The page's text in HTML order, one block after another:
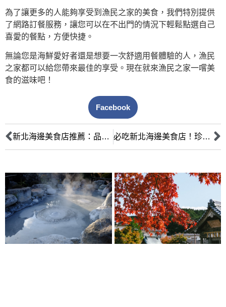
為了讓更多的人能夠享受到漁民之家的美食，我們特別提供
了網路訂餐服務，讓您可以在不出門的情況下輕鬆點選自己
喜愛的餐點，方便快捷。
無論您是海鮮愛好者還是想要一次舒適用餐體驗的人，漁民
之家都可以給您帶來最佳的享受。現在就來漁民之家一嚐美
食的滋味吧！
Facebook
新北海邊美食店推薦：品嚐最道地的海鮮料理！ 必吃新北海邊美食店！珍饈海陸美食帶你遊走在味覺的盡頭！